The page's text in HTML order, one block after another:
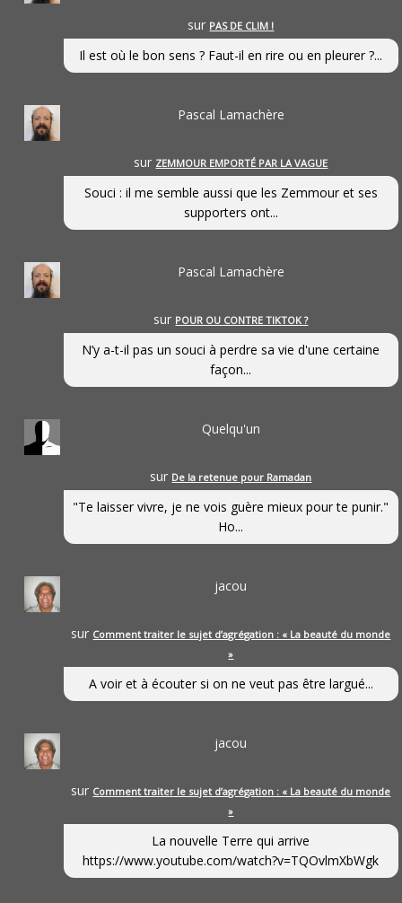
sur PAS DE CLIM !
Il est où le bon sens ? Faut-il en rire ou en pleurer ?...
Pascal Lamachère
sur ZEMMOUR EMPORTÉ PAR LA VAGUE
Souci : il me semble aussi que les Zemmour et ses
supporters ont...
Pascal Lamachère
sur POUR OU CONTRE TIKTOK ?
N’y a-t-il pas un souci à perdre sa vie d'une certaine
façon...
Quelqu'un
sur De la retenue pour Ramadan
"Te laisser vivre, je ne vois guère mieux pour te punir."
Ho...
jacou
sur Comment traiter le sujet d’agrégation : « La beauté du monde
»
A voir et à écouter si on ne veut pas être largué...
jacou
sur Comment traiter le sujet d’agrégation : « La beauté du monde
»
La nouvelle Terre qui arrive
https://www.youtube.com/watch?v=TQOvlmXbWgk